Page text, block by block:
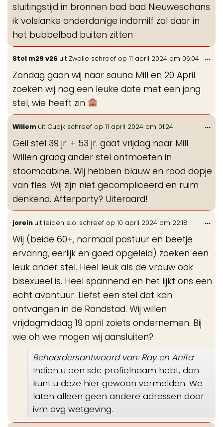
sluitingstijd in bronnen bad bad Nieuweschans
ik volslanke onderdanige indomilf zal daar in
het bubbelbad buiten zitten
Stel m29 v26 uit Zwolle schreef op 11 april 2024 om 06:04
Zondag gaan wij naar sauna Mill en 20 April
zoeken wij nog een leuke date met een jong
stel, wie heeft zin
...
Willem uit Cuojk schreef op 11 april 2024 om 01:24
Geil stel 39 jr. + 53 jr. gaat vrijdag naar Mill.
Willen graag ander stel ontmoeten in
stoomcabine. Wij hebben blauw en rood dopje
van fles. Wij zijn niet gecompliceerd en ruim
denkend. Afterparty? Uiteraard!
...
jorein uit leiden e.o. schreef op 10 april 2024 om 22:18
Wij (beide 60+, normaal postuur en beetje
ervaring, eerlijk en goed opgeleid) zoeken een
leuk ander stel. Heel leuk als de vrouw ook
bisexueel is. Heel spannend en het lijkt ons een
echt avontuur. Liefst een stel dat kan
ontvangen in de Randstad. Wij willen
vrijdagmiddag 19 april zoiets ondernemen. Bij
wie oh wie mogen wij aansluiten?
Beheerdersantwoord van: Ray en Anita
Indien u een sdc profielnaam hebt, dan
kunt u deze hier gewoon vermelden. We
laten alleen geen andere adressen door
ivm avg wetgeving.
...